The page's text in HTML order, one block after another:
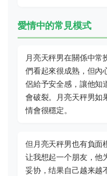
愛情中的常見模式
月亮天秤男在關係中常
們看起來很成熟，但內
侶給予安全感，讓他知
會破裂。月亮天秤男如
情會很穩定。
但月亮天秤男也有負面
让我想起一个朋友，他
妥协，结果自己越来越